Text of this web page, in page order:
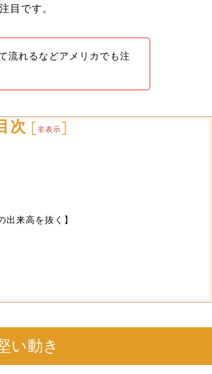
目です。
流れるなどアメリカでも注
次 [非表示]
出来高を抜く】
い動き